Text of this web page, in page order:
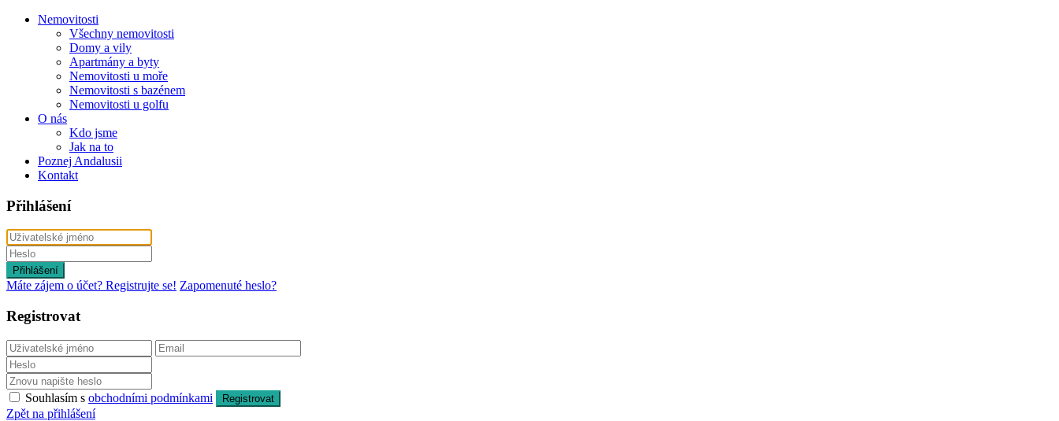
Nemovitosti
Všechny nemovitosti
Domy a vily
Apartmány a byty
Nemovitosti u moře
Nemovitosti s bazénem
Nemovitosti u golfu
O nás
Kdo jsme
Jak na to
Poznej Andalusii
Kontakt
Přihlášení
Přihlášení
Máte zájem o účet? Registrujte se! Zapomenuté heslo?
Registrovat
Souhlasím s obchodními podmínkami Registrovat
Zpět na přihlášení